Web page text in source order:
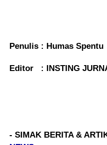
Penulis : Humas Spentu
Editor : INSTING
- SIMAK BERITA &